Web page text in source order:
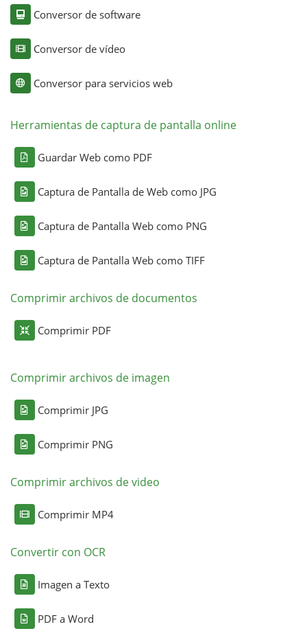
Conversor de software
Conversor de vídeo
Conversor para servicios web
Herramientas de captura de pantalla online
Guardar Web como PDF
Captura de Pantalla de Web como JPG
Captura de Pantalla Web como PNG
Captura de Pantalla Web como TIFF
Comprimir archivos de documentos
Comprimir PDF
Comprimir archivos de imagen
Comprimir JPG
Comprimir PNG
Comprimir archivos de video
Comprimir MP4
Convertir con OCR
Imagen a Texto
PDF a Word